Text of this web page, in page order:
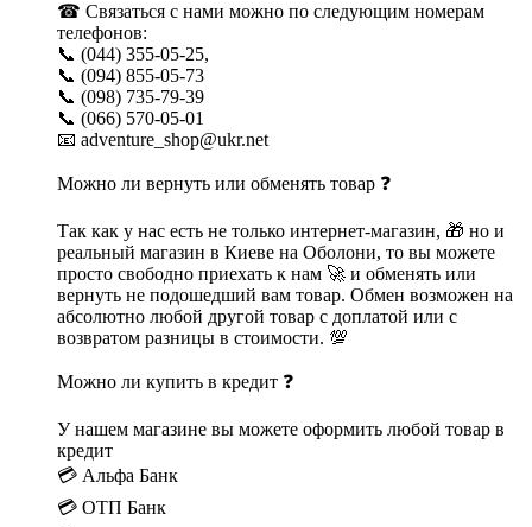
☎ Связаться с нами можно по следующим номерам
телефонов:
📞 (044) 355-05-25,
📞 (094) 855-05-73
📞 (098) 735-79-39
📞 (066) 570-05-01
📧 adventure_shop@ukr.net
Можно ли вернуть или обменять товар ❓
Так как у нас есть не только интернет-магазин, 🎁 но и
реальный магазин в Киеве на Оболони, то вы можете
просто свободно приехать к нам 🚀 и обменять или
вернуть не подошедший вам товар. Обмен возможен на
абсолютно любой другой товар с доплатой или с
возвратом разницы в стоимости. 💯
Можно ли купить в кредит ❓
У нашем магазине вы можете оформить любой товар в
кредит
💳 Альфа Банк
💳 ОТП Банк